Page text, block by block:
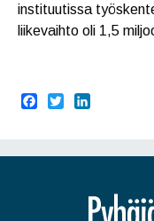
instituutissa
liikevaihto oli 1,5
I
n